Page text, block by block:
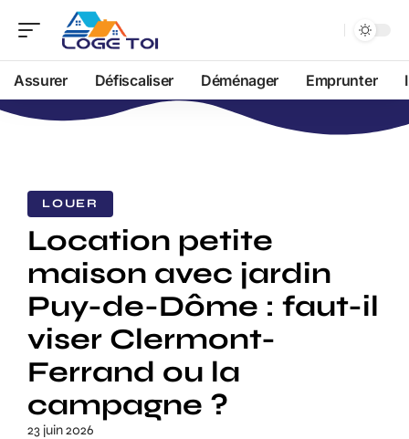
Assurer Défiscaliser Déménager Emprunter
LOUER
Location petite
maison avec jardin
Puy-de-Dôme : faut-il
viser Clermont-
Ferrand ou la
campagne ?
23 juin 2026